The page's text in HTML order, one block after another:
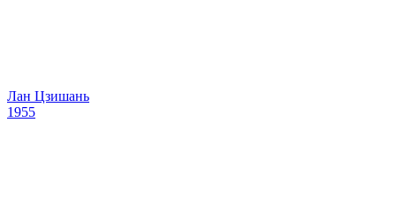
Лан Цзишань
1955